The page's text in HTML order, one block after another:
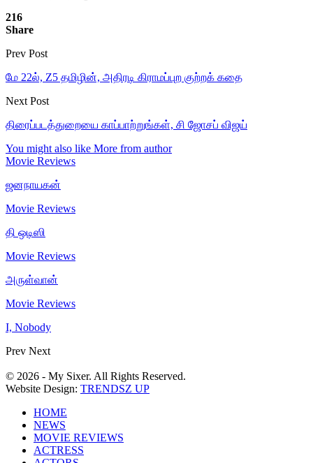
216
Share
Prev Post
மே 22ல், Z5 தமிழின், அதிரடி கிராமப்புற குற்றக் கதை
Next Post
திரைப்படத்துறையை காப்பாற்றுங்கள், சி ஜோசப் விஜய்
You might also like More from author
Movie Reviews
ஜனநாயகன்
Movie Reviews
தி ஒடிஸி
Movie Reviews
அருள்வான்
Movie Reviews
I, Nobody
Prev Next
© 2026 - My Sixer. All Rights Reserved.
Website Design: TRENDSZ UP
HOME
NEWS
MOVIE REVIEWS
ACTRESS